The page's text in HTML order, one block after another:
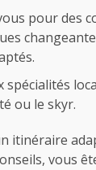
pour des
spécialités
ou le skyr.
itinéraire
vous